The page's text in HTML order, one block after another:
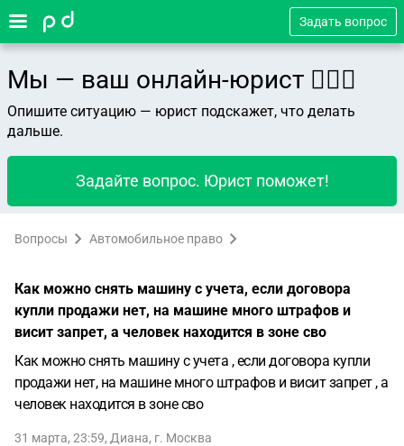
Задать вопрос
Мы — ваш онлайн-юрист 👨🏻‍⚖️
Опишите ситуацию — юрист подскажет, что делать
дальше.
Задайте вопрос. Юрист поможет!
Вопросы Автомобильное право
Как можно снять машину с учета, если договора
купли продажи нет, на машине много штрафов и
висит запрет, а человек находится в зоне сво
Как можно снять машину с учета , если договора купли
продажи нет, на машине много штрафов и висит запрет , а
человек находится в зоне сво
31 марта, 23:59, Диана, г. Москва